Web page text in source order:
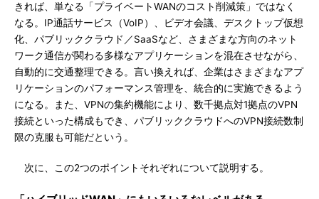
きれば、単なる「プライベートWANのコスト削減策」ではなく
なる。IP通話サービス（VoIP）、ビデオ会議、デスクトップ仮想
化、パブリッククラウド／SaaSなど、さまざまな方向のネット
ワーク通信が関わる多様なアプリケーションを混在させながら、
自動的に交通整理できる。言い換えれば、企業はさまざまなアプ
リケーションのパフォーマンス管理を、統合的に実施できるよう
になる。また、VPNの集約機能により、数千拠点対1拠点のVPN
接続といった構成もでき、パブリッククラウドへのVPN接続数制
限の克服も可能だという。
次に、この2つのポイントそれぞれについて説明する。